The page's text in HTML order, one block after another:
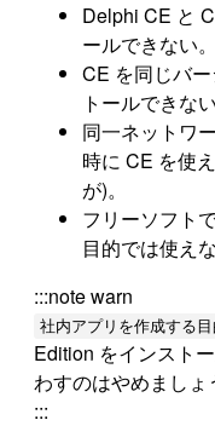
Delphi CE と
ールできない。
CE を同じバ
トールできない
同一ネットワ
時に CE を使
が)。
フリーソフト
目的では使えな
:::note warn
社内アプリを作成する
Edition をインスト
わすのはやめましょ
:::